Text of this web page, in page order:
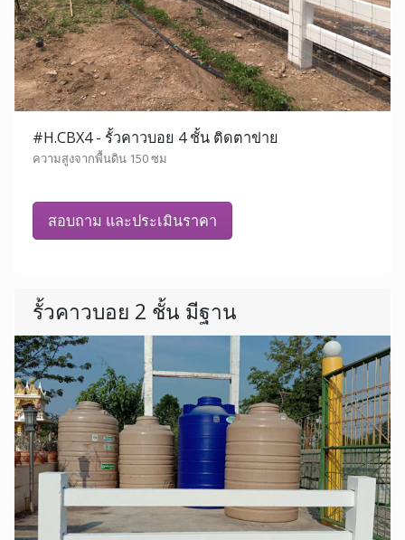
#H.CBX4 - รั้วคาวบอย 4 ชั้น ติดตาข่าย
ความสูงจากพื้นดิน 150 ซม
สอบถาม และประเมินราคา
รั้วคาวบอย 2 ชั้น มีฐาน